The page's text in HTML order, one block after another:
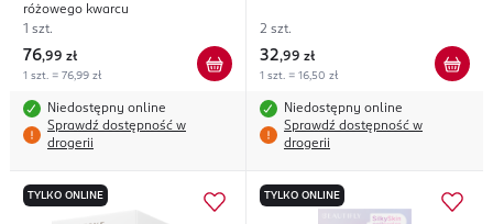
różowego kwarcu
1 szt.
76,99 zł
1 szt. = 76,99 zł
Niedostępny online
Sprawdź dostępność w
drogerii
2 szt.
32,99 zł
1 szt. = 16,50 zł
Niedostępny online
Sprawdź dostępność w
drogerii
TYLKO ONLINE TYLKO ONLINE